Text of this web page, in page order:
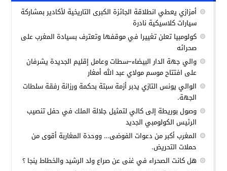
أمزازي يعطي انطلاقة الجائزة الكبرى التاريخية لأكادير بمشاركة
سيارات كلاسيكية نادرة
كولومبيا تعلن تغييرا في موقفها وتعترف بسيادة المغرب على
صحرائه
والي جهة الدار البيضاء–سطات وعامل إقليم الجديدة يشرفان
على افتتاح موسم مولاي عبد الله أمغار
الوالي يونس التازي يدبر أزمة سبتة بحكمة ورزانة رفقة سلطات
الجهة.
وصول بوريطة إلى كالي لتمثيل جلالة الملك في حفل تنصيب
الرئيس الكولومبي الجديد
المغرب أكبر من دعوات الفوضى… ووحدة المغاربة أقوى من
حملات التحريض.
هل كانت الصحراء في غنى عن صراع ولد الرشيد والخطاط ينجا ؟